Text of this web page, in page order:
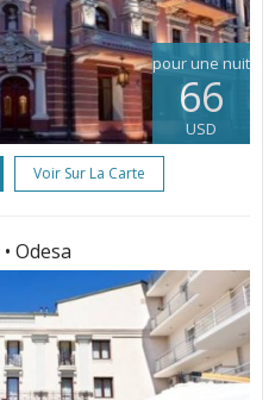
pour une nuit
66
USD
Voir Sur La Carte
• Odesa